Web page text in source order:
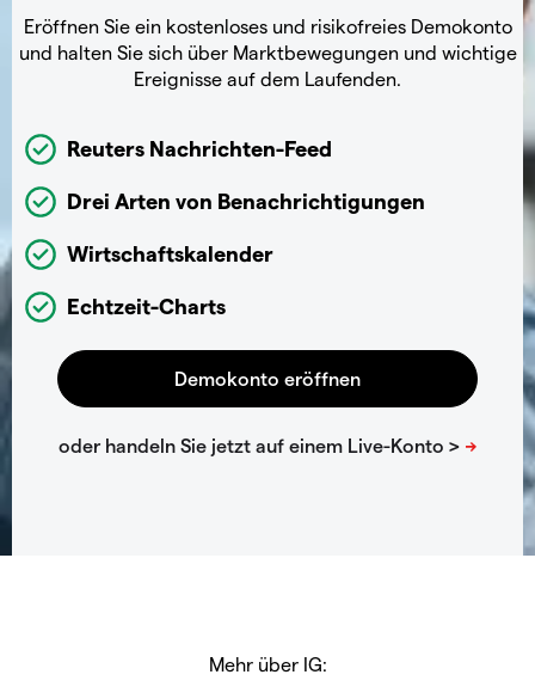
Eröffnen Sie ein kostenloses und risikofreies Demokonto
und halten Sie sich über Marktbewegungen und wichtige
Ereignisse auf dem Laufenden.
Reuters Nachrichten-Feed
Drei Arten von Benachrichtigungen
Wirtschaftskalender
Echtzeit-Charts
Mehr über IG: